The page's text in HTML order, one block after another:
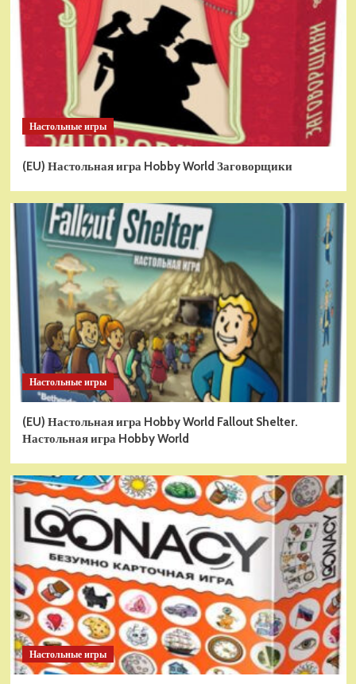
Настольные игры
(EU) Настольная игра Hobby World Заговорщики
Настольные игры
(EU) Настольная игра Hobby World Fallout Shelter.
Настольная игра Hobby World
Настольные игры